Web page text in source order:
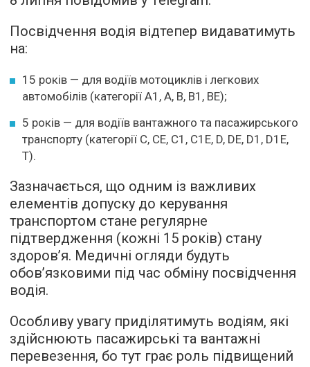
Посвідчення водія відтепер видаватимуть
на:
15 років — для водіїв мотоциклів і легкових
автомобілів (категорії А1, А, В, В1, ВЕ);
5 років — для водіїв вантажного та пасажирського
транспорту (категорії С, СЕ, С1, С1Е, D, DE, D1, D1Е,
Т).
Зазначається, що одним із важливих
елементів допуску до керування
транспортом стане регулярне
підтвердження (кожні 15 років) стану
здоров’я. Медичні огляди будуть
обов’язковими під час обміну посвідчення
водія.
Особливу увагу приділятимуть водіям, які
здійснюють пасажирські та вантажні
перевезення, бо тут грає роль підвищений